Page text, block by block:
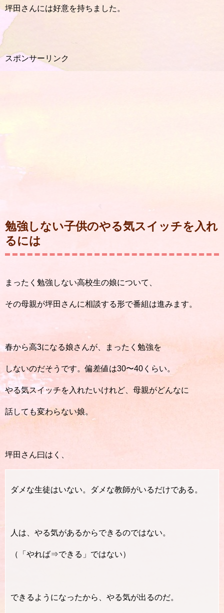
坪田さんには好意を持ちました。
スポンサーリンク
勉強しない子供のやる気スイッチを入れ
るには
まったく勉強しない高校生の娘について、
その母親が坪田さんに相談する形で番組は進みます。
春から高3になる娘さんが、まったく勉強を
しないのだそうです。偏差値は30〜40くらい。
やる気スイッチを入れたいけれど、母親がどんなに
話しても変わらない娘。
坪田さん曰はく、
ダメな生徒はいない。ダメな教師がいるだけである。
人は、やる気があるからできるのではない。
（「やれば⇒できる」ではない）
できるようになったから、やる気が出るのだ。